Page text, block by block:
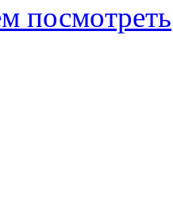
посмотреть